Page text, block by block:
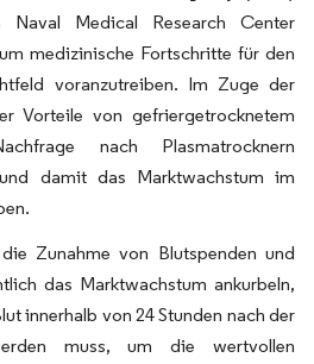
Medical Research Center
medizinische Fortschritte für den
voranzutreiben. Im Zuge der
Vorteile von gefriergetrocknetem
nach Plasmatrocknern
damit das Marktwachstum im
Zunahme von Blutspenden und
das Marktwachstum ankurbeln,
innerhalb von 24 Stunden nach der
muss, um die wertvollen